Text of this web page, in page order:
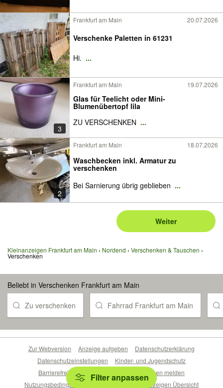
Frankfurt am Main 20.07.2026
Verschenke Paletten in 61231
Hi. ...
3
Frankfurt am Main 19.07.2026
Glas für Teelicht oder Mini-
Blumenübertopf lila
ZU VERSCHENKEN ...
2
Frankfurt am Main 18.07.2026
Waschbecken inkl. Armatur zu
verschenken
Bei Sarnierung übrig geblieben ...
Weiter
Kleinanzeigen Frankfurt am Main Nordend Verschenken & Tauschen
Verschenken
Beliebt in Verschenken Frankfurt am Main
Zu verschenken Fahrrad Frankfurt am Main
Filter anpassen
Zur Webversion Anzeige aufgeben
Datenschutzerklärung
Datenschutzeinstellungen
Kinder- und Jugendschutz
Barrierefreiheitserklärung
Sicherheitslücken melden
Nutzungsbedingungen
Beliebte Suchen Anzeigen Übersicht